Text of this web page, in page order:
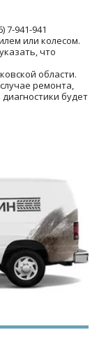
7-941-941
или колесом.
что
области.
ремонта,
будет